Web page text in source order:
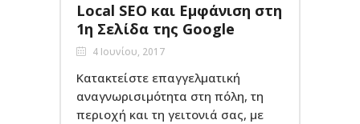
Local SEO και Εμφάνιση στη
1η Σελίδα της Google
4 Ιουνίου, 2017
Κατακτείστε επαγγελματική
αναγνωρισιμότητα στη πόλη, τη
περιοχή και τη γειτονιά σας, με